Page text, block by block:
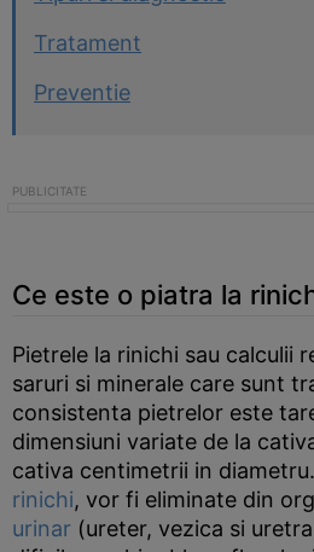
Tratament
Preventie
Ce este o piatra la
Pietrele la rinichi sau calculii
saruri si minerale care sunt
consistenta pietrelor este
dimensiuni variate de la
cativa centimetrii in
rinichi, vor fi eliminate din
urinar (ureter, vezica si